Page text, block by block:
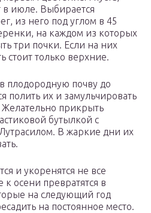
в июле. Выбирается
из него под углом в 45
на каждом из которых
три почки. Если на них
стоит только верхние.
плодородную почву до
полить их и замульчировать
прикрыть
бутылкой с
В жаркие дни их
и укоренятся не все
осени превратятся в
на следующий год
на постоянное место.